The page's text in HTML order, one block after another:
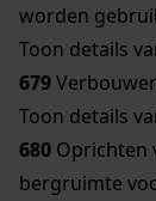
worden
Toon details
679
Toon details
680 Oprichten
bergruimte